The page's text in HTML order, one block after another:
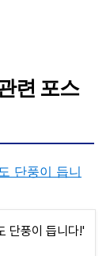
련 포스
단풍이 듭니
단풍이 듭니다!'